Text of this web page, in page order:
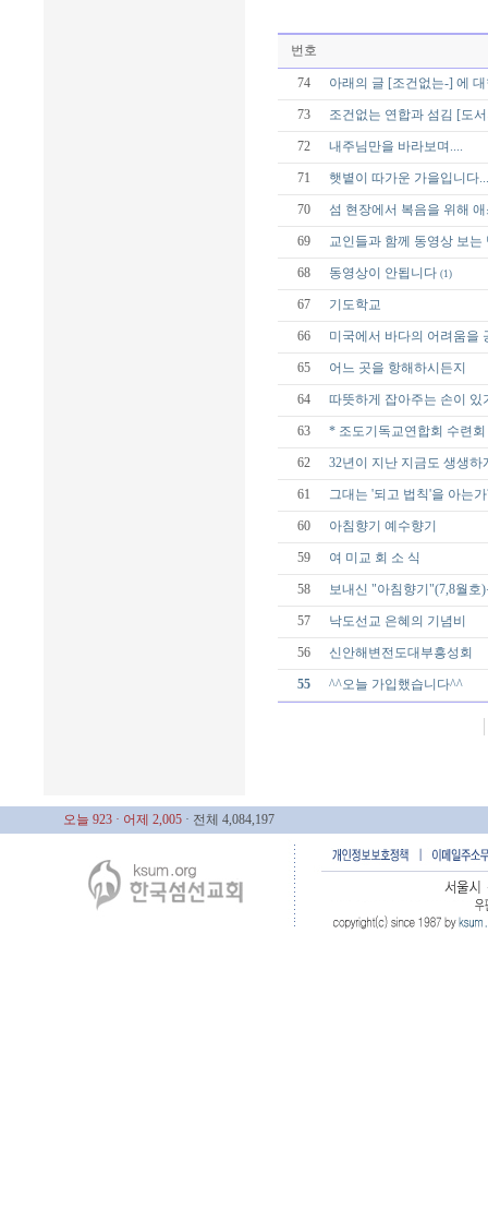
번호
74 아래의 글 [조건없는-] 에
73 조건없는 연합과 섬김 [도
72 내주님만을 바라보며....
71 햇볕이 따가운 가을입니다
70 섬 현장에서 복음을 위해
69 교인들과 함께 동영상 보는
68 동영상이 안됩니다 (1)
67 기도학교
66 미국에서 바다의 어려움을
65 어느 곳을 항해하시든지
64 따뜻하게 잡아주는 손이 있
63 * 조도기독교연합회 수련
62 32년이 지난 지금도 생생
61 그대는 '되고 법칙'을 아는가
60 아침향기 예수향기
59 여 미교 회 소 식
58 보내신 "아침향기"(7,8월호
57 낙도선교 은혜의 기념비
56 신안해변전도대부흥성회
55 ^^오늘 가입했습니다^^
오늘 923 · 어제 2,005 · 전체 4,084,197